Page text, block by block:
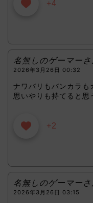
+4
名無しのゲーマーさ
2026年3月26日 00:32
ナワバリもバンカラも
思いやりも持てると思
+2
名無しのゲーマーさ
2026年3月26日 03:15